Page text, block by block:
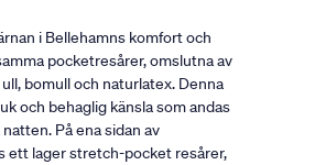
i Bellehamns komfort och
pocketresårer, omslutna av
bomull och naturlatex. Denna
och behaglig känsla som andas
På ena sidan av
ett lager stretch-pocket resårer,